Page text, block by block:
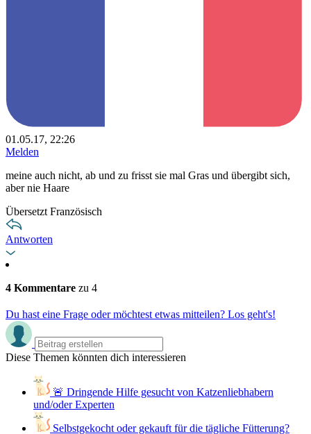
01.05.17, 22:26
Melden
meine auch nicht, ab und zu frisst sie mal Gras und übergibt sich,
aber nie Haare
Übersetzt Französisch
Antworten
4 Kommentare zu 4
Du hast eine Frage oder möchtest etwas mitteilen? Los geht's!
Diese Themen könnten dich interessieren
🚨 Dringende Hilfe gesucht von Katzenliebhabern
und/oder Experten
Selbstgekocht oder gekauft für die tägliche Fütterung?